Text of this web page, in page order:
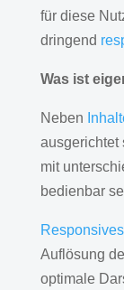
für diese
dringend
Was ist
Neben
ausgerichtet
mit
bedienbar
Auflösung
optimale